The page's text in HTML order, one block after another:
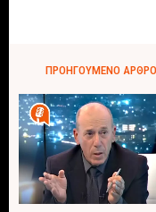
ΠΡΟΗΓΟΎΜΕΝΟ ΆΡΘΡΟ